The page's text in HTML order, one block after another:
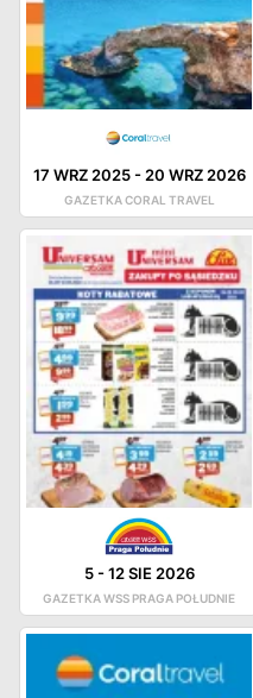
17 WRZ 2025- 20 WRZ 2026
GAZETKA CORAL TRAVEL
5-12 SIE 2026
GAZETKA WSS PRAGA POŁUDNIE